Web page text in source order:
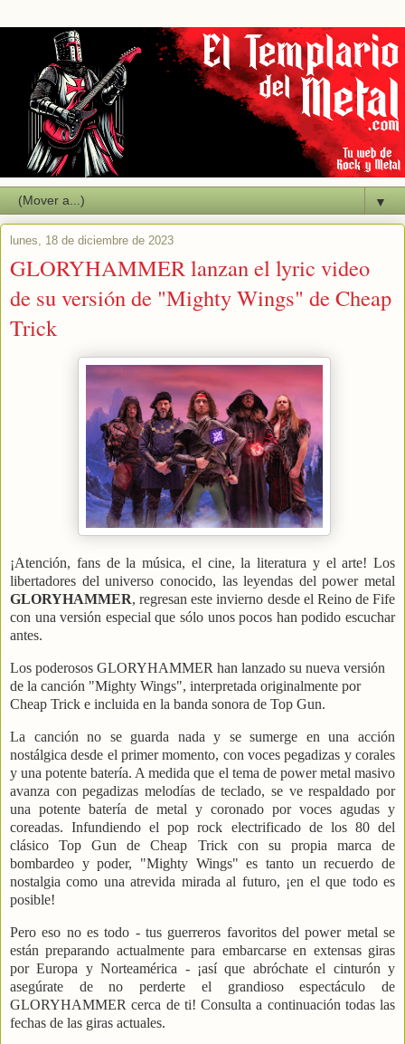
▼
lunes, 18 de diciembre de 2023
GLORYHAMMER lanzan el lyric video
de su versión de "Mighty Wings" de Cheap
Trick
¡Atención, fans de la música, el cine, la literatura y el arte! Los
libertadores del universo conocido, las leyendas del power metal
GLORYHAMMER, regresan este invierno desde el Reino de Fife
con una versión especial que sólo unos pocos han podido escuchar
antes.
Los poderosos GLORYHAMMER han lanzado su nueva versión
de la canción "Mighty Wings", interpretada originalmente por
Cheap Trick e incluida en la banda sonora de Top Gun.
La canción no se guarda nada y se sumerge en una acción
nostálgica desde el primer momento, con voces pegadizas y corales
y una potente batería. A medida que el tema de power metal masivo
avanza con pegadizas melodías de teclado, se ve respaldado por
una potente batería de metal y coronado por voces agudas y
coreadas. Infundiendo el pop rock electrificado de los 80 del
clásico Top Gun de Cheap Trick con su propia marca de
bombardeo y poder, "Mighty Wings" es tanto un recuerdo de
nostalgia como una atrevida mirada al futuro, ¡en el que todo es
posible!
Pero eso no es todo - tus guerreros favoritos del power metal se
están preparando actualmente para embarcarse en extensas giras
por Europa y Norteamérica - ¡así que abróchate el cinturón y
asegúrate de no perderte el grandioso espectáculo de
GLORYHAMMER cerca de ti! Consulta a continuación todas las
fechas de las giras actuales.